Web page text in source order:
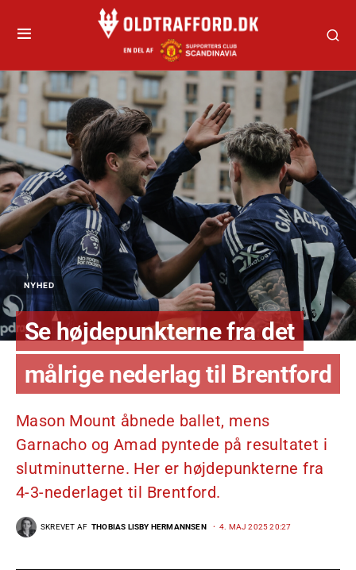
NYHED
Se højdepunkterne fra det
målrige nederlag til Brentford
Mason Mount åbnede ballet, mens
Garnacho og Amad pyntede på resultatet i
slutminutterne. Her er højdepunkterne fra
4-3-nederlaget til Brentford.
SKREVET AF THOBIAS LISBY HERMANNSEN 4. MAJ 2025 20:27